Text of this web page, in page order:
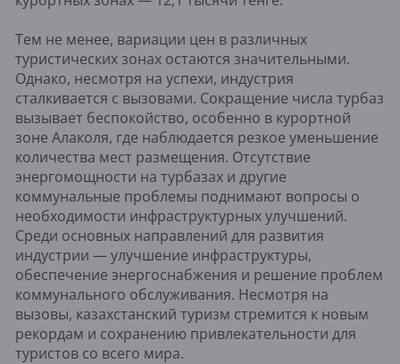
Тем не менее, вариации цен в различных
туристических зонах остаются значительными.
Однако, несмотря на успехи, индустрия
сталкивается с вызовами. Сокращение числа турбаз
вызывает беспокойство, особенно в курортной
зоне Алаколя, где наблюдается резкое уменьшение
количества мест размещения. Отсутствие
энергомощности на турбазах и другие
коммунальные проблемы поднимают вопросы о
необходимости инфраструктурных улучшений.
Среди основных направлений для развития
индустрии — улучшение инфраструктуры,
обеспечение энергоснабжения и решение проблем
коммунального обслуживания. Несмотря на
вызовы, казахстанский туризм стремится к новым
рекордам и сохранению привлекательности для
туристов со всего мира.